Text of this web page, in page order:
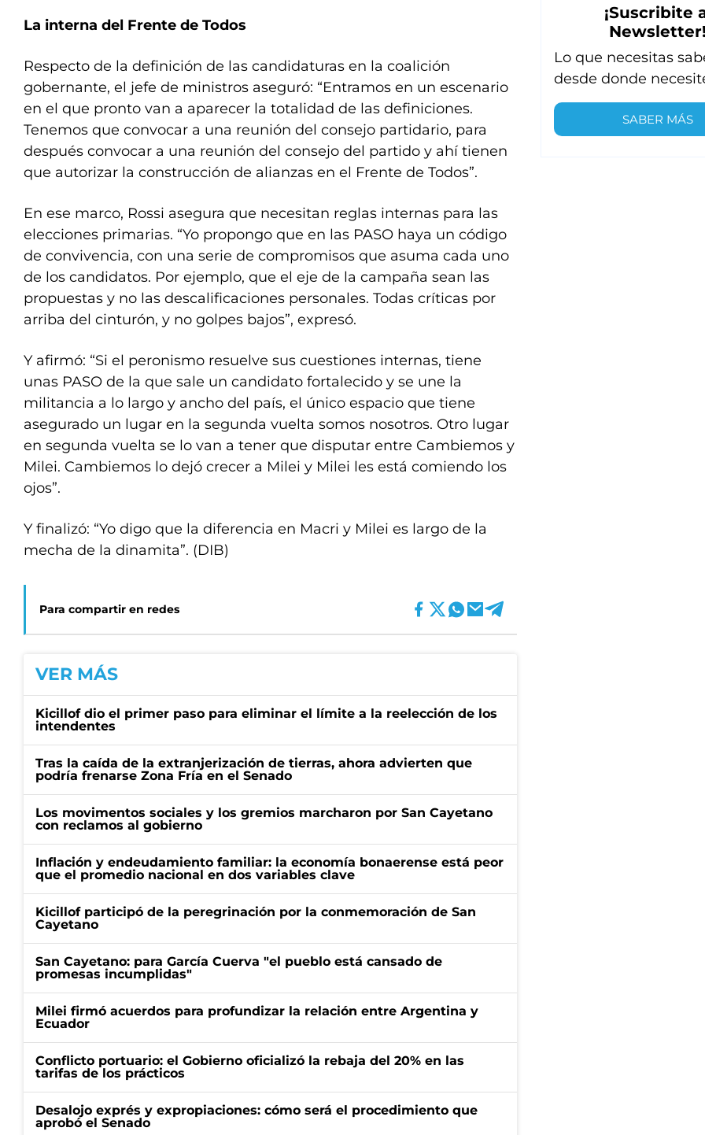
La interna del Frente de Todos
Respecto de la definición de las candidaturas en la coalición
gobernante, el jefe de ministros aseguró: “Entramos en un escenario
en el que pronto van a aparecer la totalidad de las definiciones.
Tenemos que convocar a una reunión del consejo partidario, para
después convocar a una reunión del consejo del partido y ahí tienen
que autorizar la construcción de alianzas en el Frente de Todos”.
En ese marco, Rossi asegura que necesitan reglas internas para las
elecciones primarias. “Yo propongo que en las PASO haya un código
de convivencia, con una serie de compromisos que asuma cada uno
de los candidatos. Por ejemplo, que el eje de la campaña sean las
propuestas y no las descalificaciones personales. Todas críticas por
arriba del cinturón, y no golpes bajos”, expresó.
Y afirmó: “Si el peronismo resuelve sus cuestiones internas, tiene
unas PASO de la que sale un candidato fortalecido y se une la
militancia a lo largo y ancho del país, el único espacio que tiene
asegurado un lugar en la segunda vuelta somos nosotros. Otro lugar
en segunda vuelta se lo van a tener que disputar entre Cambiemos y
Milei. Cambiemos lo dejó crecer a Milei y Milei les está comiendo los
ojos”.
Y finalizó: “Yo digo que la diferencia en Macri y Milei es largo de la
mecha de la dinamita”. (DIB)
Para compartir en redes
VER MÁS
Kicillof dio el primer paso para eliminar el límite a la reelección de los
intendentes
Tras la caída de la extranjerización de tierras, ahora advierten que
podría frenarse Zona Fría en el Senado
Los movimentos sociales y los gremios marcharon por San Cayetano
con reclamos al gobierno
Inflación y endeudamiento familiar: la economía bonaerense está peor
que el promedio nacional en dos variables clave
Kicillof participó de la peregrinación por la conmemoración de San
Cayetano
San Cayetano: para García Cuerva "el pueblo está cansado de
promesas incumplidas"
Milei firmó acuerdos para profundizar la relación entre Argentina y
Ecuador
Conflicto portuario: el Gobierno oficializó la rebaja del 20% en las
tarifas de los prácticos
Desalojo exprés y expropiaciones: cómo será el procedimiento que
aprobó el Senado
¡Suscribite
Lo que necesitas
desde donde
SABER MÁS